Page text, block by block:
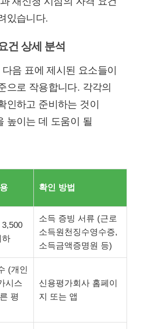
있습니다.
건 상세 분석
음 표에 제시된 요소들이
으로 작용합니다. 각각의
인하고 준비하는 것이
높이는 데 도움이 될
확인 방법
하
소득 증빙 서류 (근로
소득원천징수영수증,
소득금액증명원 등)
(개인
시스
평
신용평가회사 홈페이
지 또는 앱